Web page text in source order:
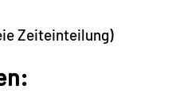
Zeiteinteilung)